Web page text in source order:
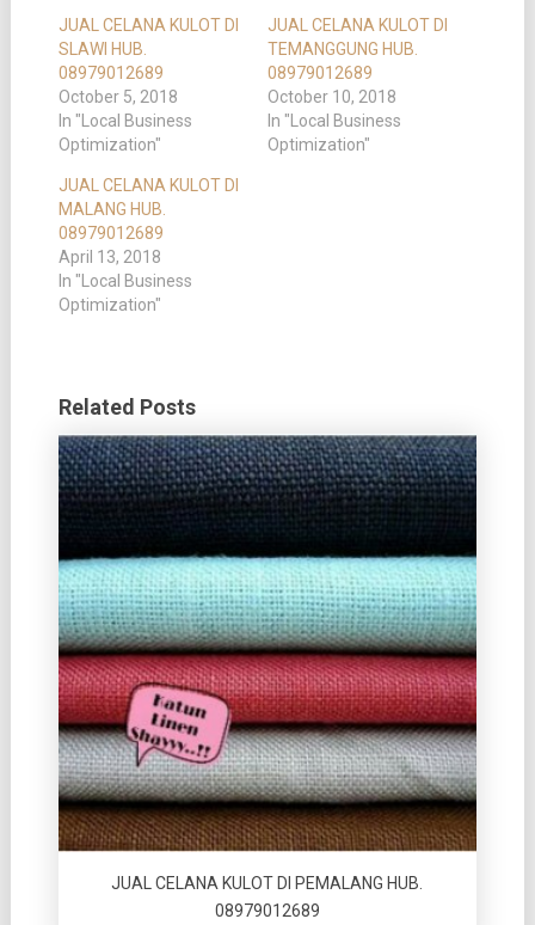
JUAL CELANA KULOT DI
SLAWI HUB.
08979012689
October 5, 2018
In "Local Business
Optimization"
JUAL CELANA KULOT DI
TEMANGGUNG HUB.
08979012689
October 10, 2018
In "Local Business
Optimization"
JUAL CELANA KULOT DI
MALANG HUB.
08979012689
April 13, 2018
In "Local Business
Optimization"
Related Posts
JUAL CELANA KULOT DI PEMALANG HUB.
08979012689